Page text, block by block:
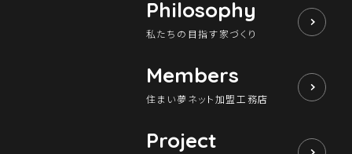
Philosophy
私たちの目指す家づくり
Members
住まい夢ネット加盟工務店
Project